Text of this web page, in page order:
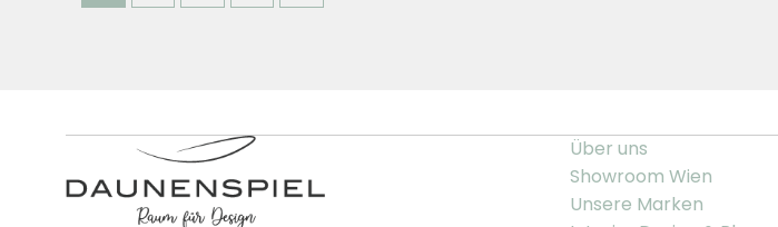
Über uns
Showroom Wien
Unsere Marken